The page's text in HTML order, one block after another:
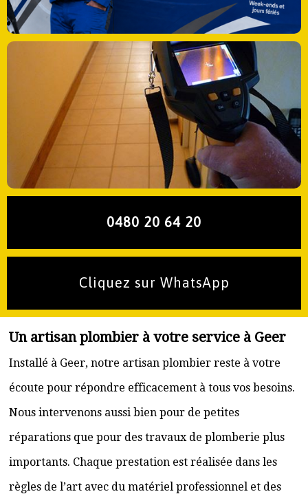
0480 20 64 20
Cliquez sur WhatsApp
Un artisan plombier à votre service à Geer
Installé à Geer, notre artisan plombier reste à votre
écoute pour répondre efficacement à tous vos besoins.
Nous intervenons aussi bien pour de petites
réparations que pour des travaux de plomberie plus
importants. Chaque prestation est réalisée dans les
règles de l’art avec du matériel professionnel et des